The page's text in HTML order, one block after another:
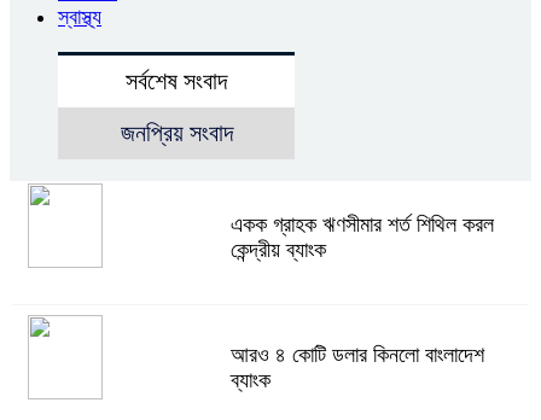
স্বাস্থ্য
সর্বশেষ সংবাদ
জনপ্রিয় সংবাদ
একক গ্রাহক ঋণসীমার শর্ত শিথিল করল
কেন্দ্রীয় ব্যাংক
আরও ৪ কোটি ডলার কিনলো বাংলাদেশ
ব্যাংক